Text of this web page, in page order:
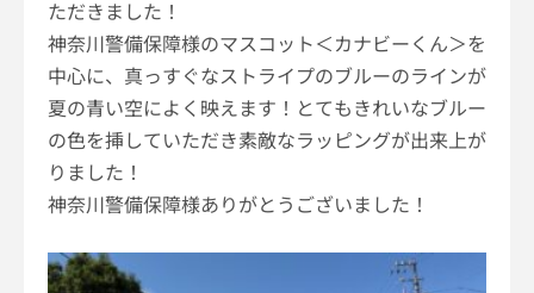
ただきました！
神奈川警備保障様のマスコット＜カナビーくん＞を
中心に、真っすぐなストライプのブルーのラインが
夏の青い空によく映えます！とてもきれいなブルー
の色を挿していただき素敵なラッピングが出来上が
りました！
神奈川警備保障様ありがとうございました！